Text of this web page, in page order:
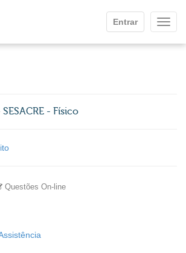
Entrar
- Físico
Questões On-line